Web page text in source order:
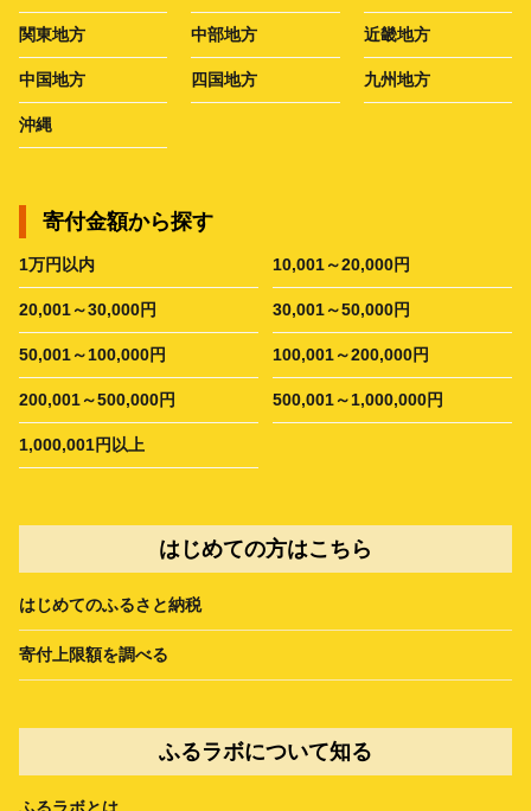
関東地方 中部地方 近畿地方
中国地方 四国地方 九州地方
沖縄
寄付金額から探す
1万円以内 10,001～20,000円
20,001～30,000円 30,001～50,000円
50,001～100,000円 100,001～200,000円
200,001～500,000円 500,001～1,000,000円
1,000,001円以上
はじめての方はこちら
はじめてのふるさと納税
寄付上限額を調べる
ふるラボについて知る
ふるラボとは